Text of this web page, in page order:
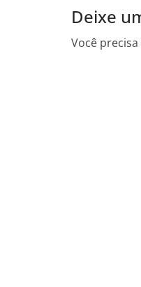
Deixe
Você